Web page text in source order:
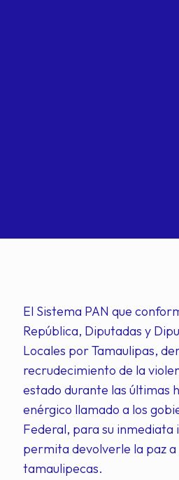
El Sistema PAN que
República, Diputadas y
Locales por Tamaulipas,
recrudecimiento de la
estado durante las últimas
enérgico llamado a los
Federal, para su inmediata
permita devolverle la paz a
tamaulipecas.